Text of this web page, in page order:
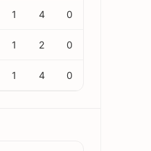
1 4 0
1 2 0
1 4 0